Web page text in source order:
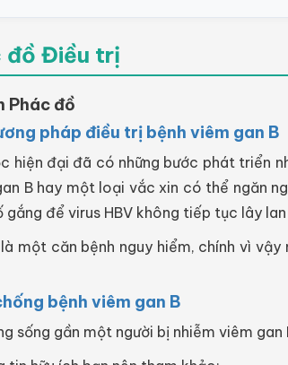
đồ Điều trị
Phác đồ
pháp điều trị bệnh viêm gan B
hiện đại đã có những bước phát triển
B hay một loại vắc xin có thể ngăn
gắng để virus HBV không tiếp tục lây
một căn bệnh nguy hiểm, chính vì
bệnh viêm gan B
sống gần một người bị nhiễm viêm